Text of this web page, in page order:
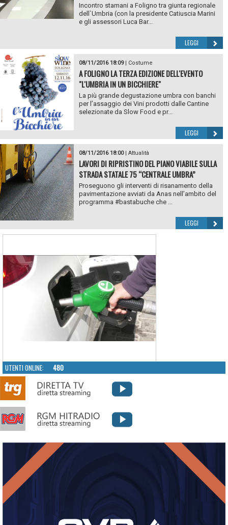
Incontro stamani a Foligno tra giunta regionale
dell`Umbria (con la presidente Catiuscia Marini
e gli assessori Luca Bar...
LEGGI
08/11/2016 18:09| Costume
A FOLIGNO LA TERZA EDIZIONE DELL'EVENTO
"L'UMBRIA IN UN BICCHIERE"
La più grande degustazione umbra con banchi
per l’assaggio dei Vini prodotti dalle Cantine
selezionate da Slow Food e pr...
LEGGI
08/11/2016 18:00| Attualità
LAVORI DI RIPRISTINO DEL PIANO VIABILE SULLA
STRADA STATALE 75 “CENTRALE UMBRA”
Proseguono gli interventi di risanamento della
pavimentazione avviati da Anas nell’ambito del
programma #bastabuche che ...
LEGGI
UTENTI ONLINE: 480